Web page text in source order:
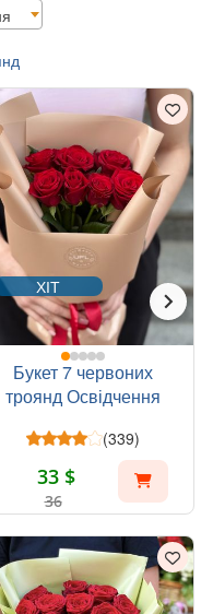
ХІТ
Букет 7 червоних
троянд Освідчення
(339)
33 $
36